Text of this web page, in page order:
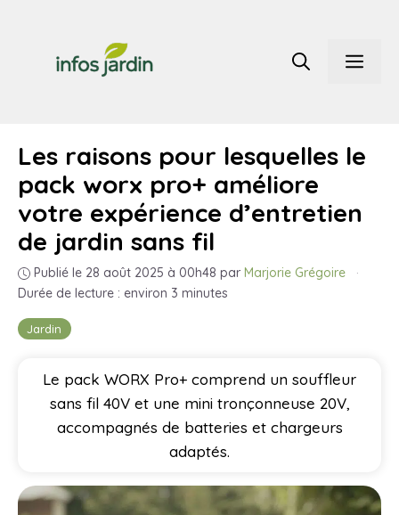
contenu
Jardin
Les raisons pour lesquelles le
pack worx pro+ améliore
votre expérience d’entretien
de jardin sans fil
Publié le 28 août 2025 à 00h48 par Marjorie Grégoire
·
Durée de lecture : environ 3 minutes
Le pack WORX Pro+ comprend un souffleur
sans fil 40V et une mini tronçonneuse 20V,
accompagnés de batteries et chargeurs
adaptés.